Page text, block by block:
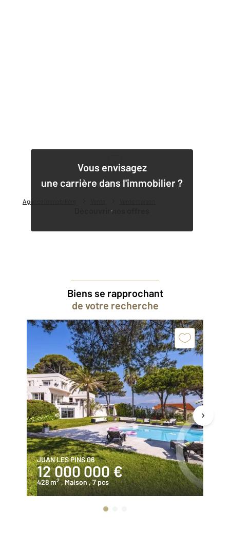
Agence immobilière
Vous envisagez
une carrière dans l'immobilier ?
Découvrir nos offres
1
Biens se rapprochant
de votre recherche
JUAN LES PINS 06
12 000 000 €
428 m2 , Maison, 7 pcs